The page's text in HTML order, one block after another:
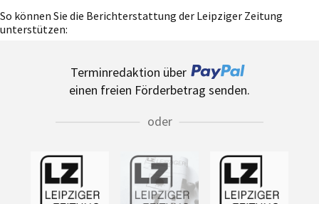
So können Sie die Berichterstattung der Leipziger Zeitung
unterstützen:
Terminredaktion über
einen freien Förderbetrag senden.
oder